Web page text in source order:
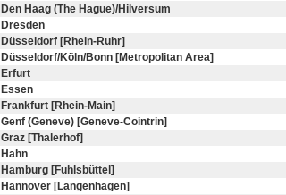
Den Haag (The Hague)/Hilversum
Dresden
Düsseldorf [Rhein-Ruhr]
Düsseldorf/Köln/Bonn [Metropolitan Area]
Erfurt
Essen
Frankfurt [Rhein-Main]
Genf (Geneve) [Geneve-Cointrin]
Graz [Thalerhof]
Hahn
Hamburg [Fuhlsbüttel]
Hannover [Langenhagen]